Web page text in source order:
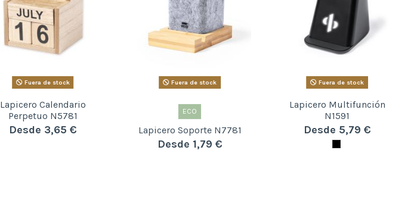
Fuera de stock
Lapicero Calendario
Perpetuo N5781
Desde 3,65 €
Fuera de stock
ECO
Lapicero Soporte N7781
Desde 1,79 €
Fuera de stock
Lapicero Multifunción
N1591
Desde 5,79 €